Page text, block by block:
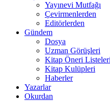
Yayınevi Mutfağı
Çevirmenlerden
Editörlerden
Gündem
Dosya
Uzman Görüşleri
Kitap Öneri Listeleri
Kitap Kulüpleri
Haberler
Yazarlar
Okurdan